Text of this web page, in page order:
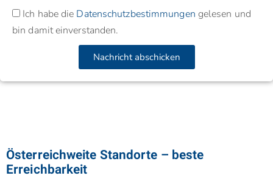
Ich habe die Datenschutzbestimmungen gelesen und
bin damit einverstanden.
Nachricht abschicken
Österreichweite Standorte – beste
Erreichbarkeit